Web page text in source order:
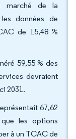
marché de la
données de
de 15,48 %
59,55 % des
devraient
2031.
67,62
les options
à un TCAC de